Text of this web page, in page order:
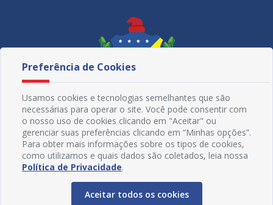
Redes Sociais
Preferência de Cookies
Usamos cookies e tecnologias semelhantes que são
necessárias para operar o site. Você pode consentir com
o nosso uso de cookies clicando em "Aceitar" ou
gerenciar suas preferências clicando em “Minhas opções”.
Para obter mais informações sobre os tipos de cookies,
como utilizamos e quais dados são coletados, leia nossa
Política de Privacidade.
Aceitar todos os cookies